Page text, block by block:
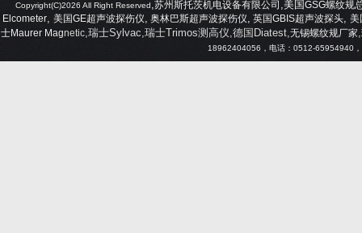
Copyright(C)2026 All Right Reserved,苏州斯托茨机电设备有限公司 ,美国GSG螺纹规
Elcometer, 美国GE超声波探伤仪, 奥林巴斯超声波探伤仪, 英国GBIS超声波探头, 美
士Maurer Magnetic,瑞士Sylvac,瑞士Trimos测高仪,德国Diatest,无锡螺纹规厂家,
18962404056 ，电话：0512-65954940